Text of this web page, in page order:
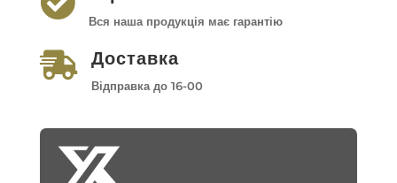
Вся наша продукція має гарантію
 Доставка
Відправка до 16-00